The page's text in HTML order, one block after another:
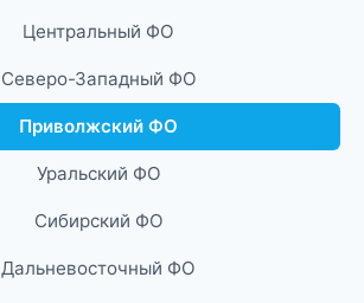
Центральный ФО
Северо-Западный ФО
Приволжский ФО
Уральский ФО
Сибирский ФО
Дальневосточный ФО